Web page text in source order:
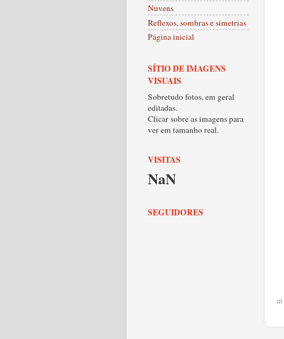
at
Nuvens
Reflexos, sombras e simetrias
Página inicial
SÍTIO DE IMAGENS
VISUAIS
Sobretudo fotos, em geral
editadas.
Clicar sobre as imagens para
ver em tamanho real.
VISITAS
NaN
SEGUIDORES